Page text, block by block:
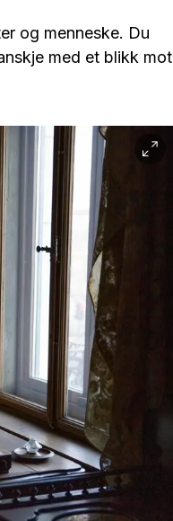
og menneske. Du
med et blikk mot